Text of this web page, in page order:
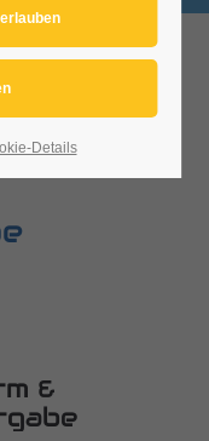
&
Details